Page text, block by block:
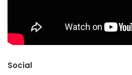
Social